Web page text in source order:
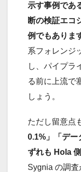
示す事例であ
断の検証エコ
例でもありま
系フォレンジ
し、パイプラ
る前に上流で
しょう。
ただし留意点
0.1%」「デー
ずれも Hola
Sygnia の調